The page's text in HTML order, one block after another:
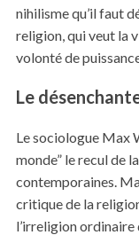
nihilisme qu’il faut
religion, qui veut la
volonté de
Le
Le sociologue Max
monde” le recul de
contemporaines.
critique de la
l’irreligion ordinaire